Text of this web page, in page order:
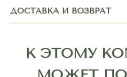
ДОСТАВКА И ВОЗВРАТ